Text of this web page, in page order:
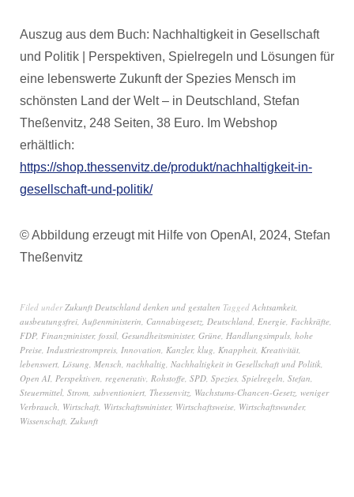
Auszug aus dem Buch: Nachhaltigkeit in Gesellschaft
und Politik | Perspektiven, Spielregeln und Lösungen für
eine lebenswerte Zukunft der Spezies Mensch im
schönsten Land der Welt – in Deutschland, Stefan
Theßenvitz, 248 Seiten, 38 Euro. Im Webshop
erhältlich:
https://shop.thessenvitz.de/produkt/nachhaltigkeit-in-
gesellschaft-und-politik/
© Abbildung erzeugt mit Hilfe von OpenAI, 2024, Stefan
Theßenvitz
Filed underZukunft Deutschland denken und gestalten Tagged Achtsamkeit,
ausbeutungsfrei, Außenministerin, Cannabisgesetz, Deutschland, Energie, Fachkräfte,
FDP, Finanzminister, fossil, Gesundheitsminister, Grüne, Handlungsimpuls, hohe
Preise, Industriestrompreis, Innovation, Kanzler, klug, Knappheit, Kreativität,
lebenswert, Lösung, Mensch, nachhaltig, Nachhaltigkeit in Gesellschaft und Politik,
Open AI, Perspektiven, regenerativ, Rohstoffe, SPD, Spezies, Spielregeln, Stefan,
Steuermittel, Strom, subventioniert, Thessenvitz, Wachstums-Chancen-Gesetz, weniger
Verbrauch, Wirtschaft, Wirtschaftsminister, Wirtschaftsweise, Wirtschaftswunder,
Wissenschaft, Zukunft